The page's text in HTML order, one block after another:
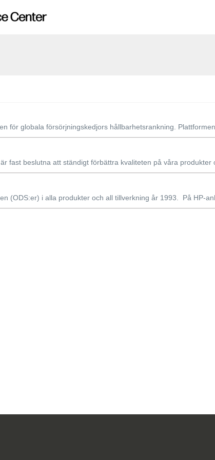
för globala försörjningskedjors hållbarhetsrankning.
fast beslutna att ständigt förbättra kvaliteten på våra produkter
(ODS:er) i alla produkter och all tillverkning år 1993. På HP-